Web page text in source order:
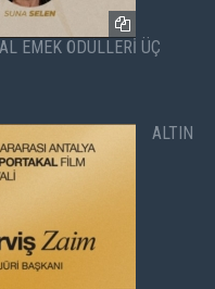
EMEK ÖDÜLLERİ ÜÇ
ALTIN